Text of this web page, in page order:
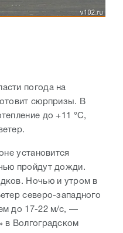
погода на
сюрпризы. В
до +11 °С,
установится
пройдут дожди.
Ночью и утром в
северо-западного
до 17-22 м/с, —
в Волгоградском